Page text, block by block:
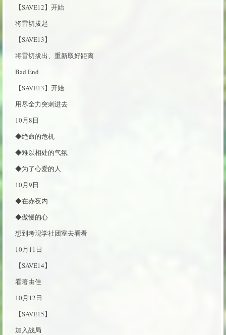
【SAVE12】开始
将雷切拔起
【SAVE13】
将雷切拔出、重新取好距离
Bad End
【SAVE13】开始
用尽全力突刺进去
10月8日
◆绝命的危机
◆难以相处的气氛
◆为了心爱的人
10月9日
◆在赤夜内
◆傲慢的心
想到考现学社团室去看看
10月11日
【SAVE14】
看著由佳
10月12日
【SAVE15】
加入战局